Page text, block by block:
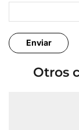
Otros